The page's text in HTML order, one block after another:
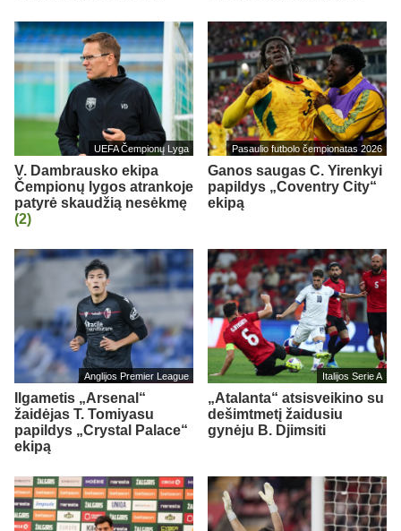
UEFA Čempionų Lyga
V. Dambrausko ekipa
Čempionų lygos atrankoje
patyrė skaudžią nesėkmę
(2)
Pasaulio futbolo čempionatas 2026
Ganos saugas C. Yirenkyi
papildys „Coventry City“
ekipą
Anglijos Premier League
Ilgametis „Arsenal“
žaidėjas T. Tomiyasu
papildys „Crystal Palace“
ekipą
Italijos Serie A
„Atalanta“ atsisveikino su
dešimtmetį žaidusiu
gynėju B. Djimsiti